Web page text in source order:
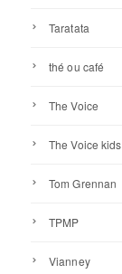
Taratata
thé ou café
The Voice
The Voice kids
Tom Grennan
TPMP
Vianney